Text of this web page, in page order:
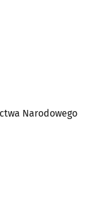
Narodowego